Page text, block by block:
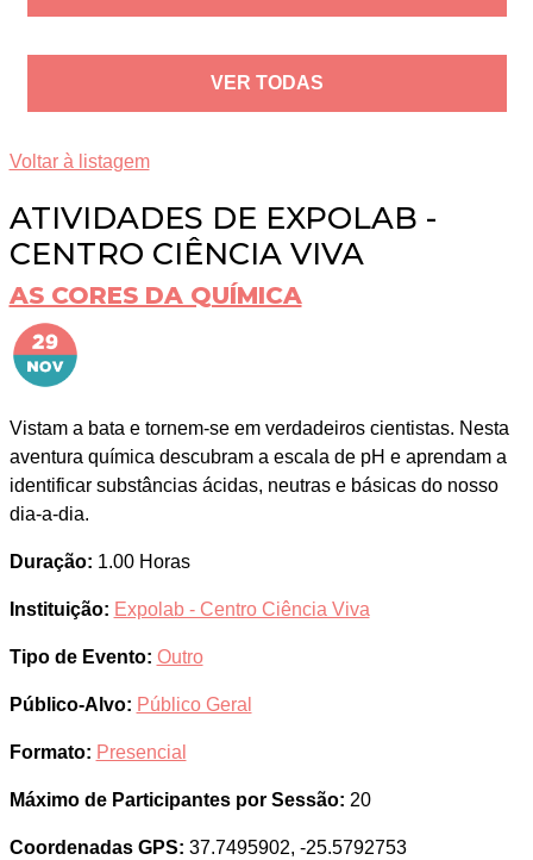
VER TODAS
Voltar à listagem
ATIVIDADES DE EXPOLAB -
CENTRO CIÊNCIA VIVA
AS CORES DA QUÍMICA
Vistam a bata e tornem-se em verdadeiros cientistas. Nesta
aventura química descubram a escala de pH e aprendam a
identificar substâncias ácidas, neutras e básicas do nosso
dia-a-dia.
Duração: 1.00 Horas
Instituição: Expolab - Centro Ciência Viva
Tipo de Evento: Outro
Público-Alvo: Público Geral
Formato: Presencial
Máximo de Participantes por Sessão: 20
Coordenadas GPS: 37.7495902, -25.5792753